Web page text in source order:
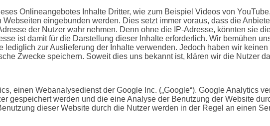
Onlineangebotes Inhalte Dritter, wie zum Beispiel Videos von
eingebunden werden. Dies setzt immer voraus, dass die
der Nutzer wahr nehmen. Denn ohne die IP-Adresse, könnten sie
ist damit für die Darstellung dieser Inhalte erforderlich. Wir bemühen
lediglich zur Auslieferung der Inhalte verwenden. Jedoch haben wir
Zwecke speichern. Soweit dies uns bekannt ist, klären wir die Nutzer
einen Webanalysedienst der Google Inc. („Google“). Google Analytics
gespeichert werden und die eine Analyse der Benutzung der Website
dieser Website durch die Nutzer werden in der Regel an einen